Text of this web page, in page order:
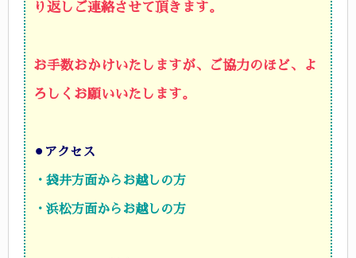
り返しご連絡させて頂きます。
お手数おかけいたしますが、ご協力のほど、よ
ろしくお願いいたします。
⚫︎ アクセス
・袋井方面からお越しの方
・浜松方面からお越しの方